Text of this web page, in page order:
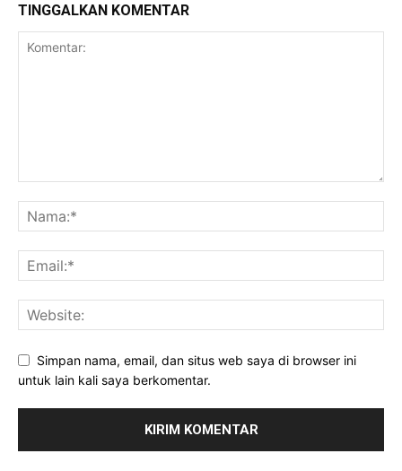
TINGGALKAN KOMENTAR
Simpan nama, email, dan situs web saya di browser ini
untuk lain kali saya berkomentar.